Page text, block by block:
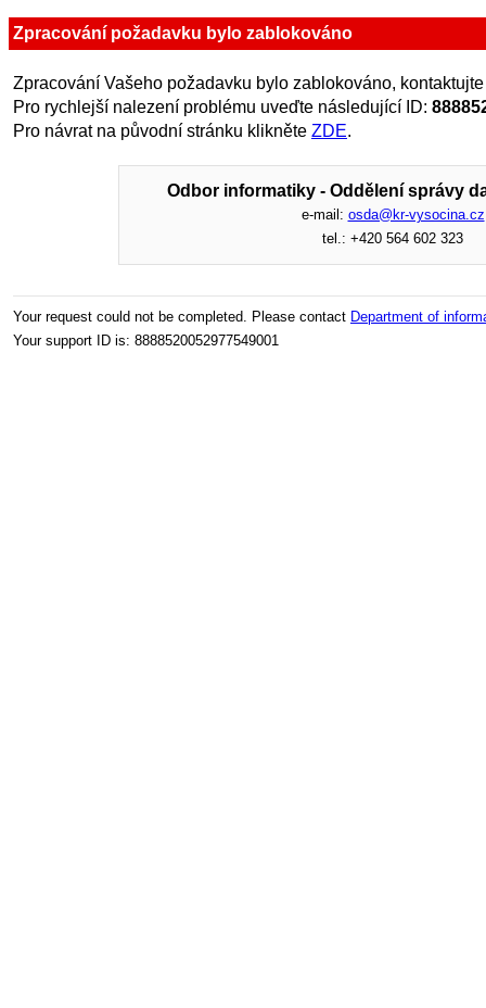
Zpracování požadavku bylo zablokováno
Zpracování Vašeho požadavku bylo zablokováno,
Pro rychlejší nalezení problému uveďte následující ID:
Pro návrat na původní stránku klikněte ZDE.
Odbor informatiky - Oddělení správy
e-mail: osda@kr-vysocina.cz
tel.: +420 564 602 323
Your request could not be completed. Please contact Department of
Your support ID is: 8888520052977549001